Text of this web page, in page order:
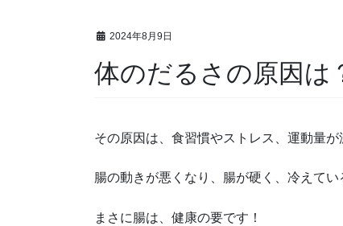
2024年8月9日
体のだるさの原因は
その原因は、食習慣やストレス、運動量
腸の動きが悪くなり、腸が硬く、冷えてい
まさに腸は、健康の要です！